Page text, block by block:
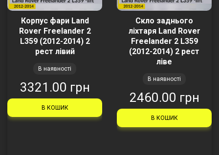
Корпус фари Land
Rover Freelander 2
L359 (2012-2014) 2
рест лівий
В наявності
3321.00 грн
В КОШИК
Скло заднього
ліхтаря Land Rover
Freelander 2 L359
(2012-2014) 2 рест
ліве
В наявності
2460.00 грн
В КОШИК